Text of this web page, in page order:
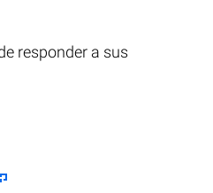
responder a sus